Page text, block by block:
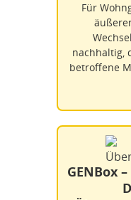
Für
nachhaltig,
betroffene
GENBox